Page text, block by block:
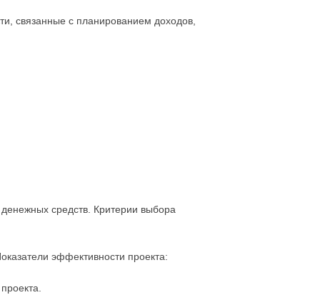
связанные с планированием доходов,
средств. Критерии выбора
эффективности проекта: